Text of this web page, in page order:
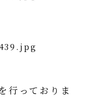
行っておりま